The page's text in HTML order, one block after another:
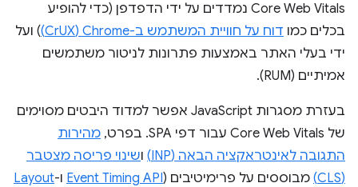
Core Web Vitals נמדדים על ידי הדפדפן (כדי להופיע
בכלים כמו דוח על חוויית המשתמש ב-Chrome‏ (CrUX)
) ועל
ידי בעלי האתר באמצעות פתרונות לניטור משתמשים
אמיתיים (RUM).
בעזרת מסגרות JavaScript אפשר למדוד היבטים מסוימים
של Core Web Vitals עבור דפי SPA. בפרט,
מהירות
התגובה לאינטראקציה הבאה (INP)
ושינוי פריסה מצטבר
(CLS)
מבוססים על פרימיטיבים (Event Timing API ו-Layout